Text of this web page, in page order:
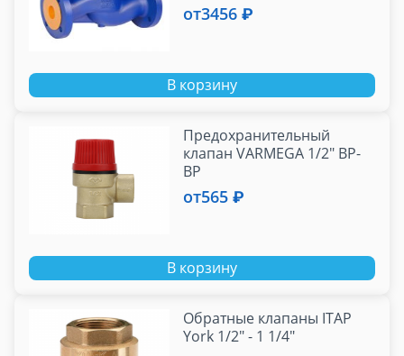
от3456 ₽
В корзину
Предохранительный
клапан VARMEGA 1/2" ВР-
ВР
от565 ₽
В корзину
Обратные клапаны ITAP
York 1/2" - 1 1/4"